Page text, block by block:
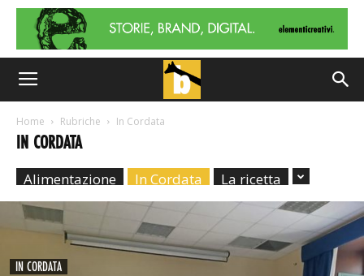
Home Rubriche In Cordata
IN CORDATA
Alimentazione In Cordata La ricetta
IN CORDATA